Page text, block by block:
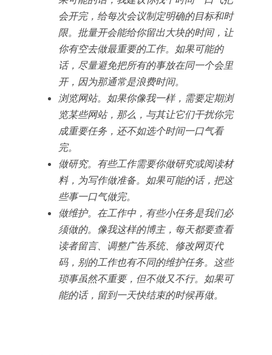
会开完，给每次会议制定明确的目标和时
限。批量开会能给你留出大块的时间，让
你有空去做最重要的工作。如果可能的
话，尽量避免把所有的事放在同一个会里
开，因为那通常是浪费时间。
浏览网站。如果你像我一样，需要定期浏
览某些网站，那么，与其让它们干扰你完
成重要任务，还不如选个时间一口气看
完。
做研究。有些工作需要你做研究或阅读材
料，为写作做准备。如果可能的话，把这
些事一口气做完。
做维护。在工作中，有些小任务是我们必
须做的。像我这样的博主，每天都要查看
读者留言、调整广告系统、修改网页代
码，别的工作也有不同的维护任务。这些
琐事虽然不重要，但不做又不行。如果可
能的话，留到一天快结束的时候再做。